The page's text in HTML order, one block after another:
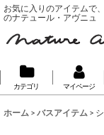
お気に入りのアイテムで
のナテュール・アヴニュ
カテゴリ マイページ
ホーム > バスアイテム >